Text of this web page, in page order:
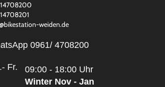
weiden.de
0961/ 4708200
Fr. 09:00 - 18:00 Uhr
Winter Nov - Jan